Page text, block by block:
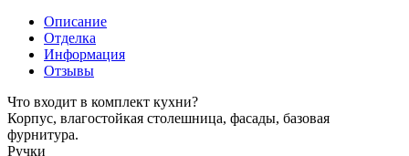
Описание
Отделка
Информация
Отзывы
Что входит в комплект кухни?
Корпус, влагостойкая столешница, фасады, базовая
фурнитура.
Ручки